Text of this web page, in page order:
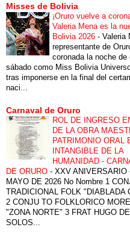
Misses de Bolivia
¡Oruro vuelve a
Valeria Mena es la
Bolivia 2026 - Valeria
representante de
coronada la noche de
sábado como Miss Bolivia
tras imponerse en la final del
naci...
Carnaval de Oruro
ROL DE INGRESO
DE LA OBRA
PATRIMONIO ORAL
INTANGIBLE DE LA
HUMANIDAD -
DE ORURO - XXV ANIVERSARIO
MAYO DE 2026 No Nombre 1
TRADICIONAL FOLK "DIABLADA
2 CONJU TO FOLKLORICO
"ZONA NORTE" 3 FRAT HUGO
SOLOS...